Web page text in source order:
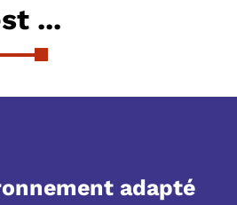
...
adapté